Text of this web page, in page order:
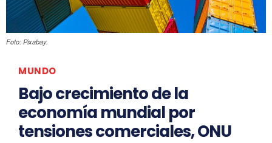
Foto: Pixabay.
MUNDO
Bajo crecimiento de la
economía mundial por
tensiones comerciales, ONU